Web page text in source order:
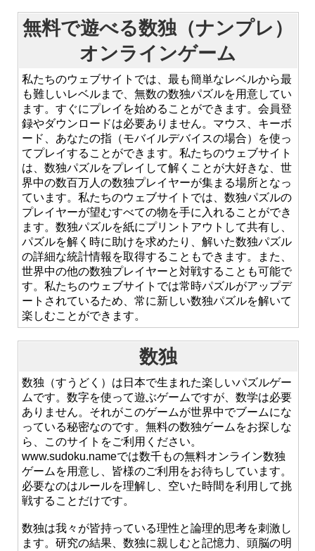
無料で遊べる数独（ナンプレ）
オンラインゲーム
私たちのウェブサイトでは、最も簡単なレベルから最
も難しいレベルまで、無数の数独パズルを用意してい
ます。すぐにプレイを始めることができます。会員登
録やダウンロードは必要ありません。マウス、キーボ
ード、あなたの指（モバイルデバイスの場合）を使っ
てプレイすることができます。私たちのウェブサイト
は、数独パズルをプレイして解くことが大好きな、世
界中の数百万人の数独プレイヤーが集まる場所となっ
ています。私たちのウェブサイトでは、数独パズルの
プレイヤーが望むすべての物を手に入れることができ
ます。数独パズルを紙にプリントアウトして共有し、
パズルを解く時に助けを求めたり、解いた数独パズル
の詳細な統計情報を取得することもできます。また、
世界中の他の数独プレイヤーと対戦することも可能で
す。私たちのウェブサイトでは常時パズルがアップデ
ートされているため、常に新しい数独パズルを解いて
楽しむことができます。
数独
数独（すうどく）は日本で生まれた楽しいパズルゲー
ムです。数字を使って遊ぶゲームですが、数学は必要
ありません。それがこのゲームが世界中でブームにな
っている秘密なのです。無料の数独ゲームをお探しな
ら、このサイトをご利用ください。
www.sudoku.nameでは数千もの無料オンライン数独
ゲームを用意し、皆様のご利用をお待ちしています。
必要なのはルールを理解し、空いた時間を利用して挑
戦することだけです。
数独は我々が皆持っている理性と論理的思考を刺激し
ます。研究の結果、数独に親しむと記憶力、頭脳の明